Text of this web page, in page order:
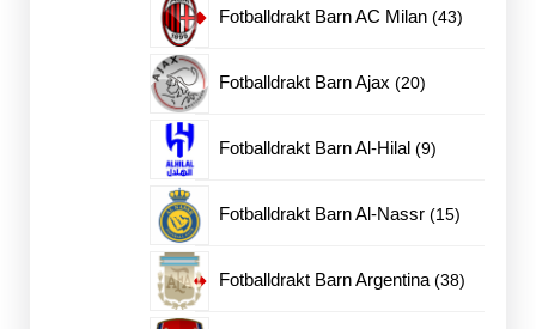
Fotballdrakt Barn AC Milan 4343
Fotballdrakt Barn Ajax 2020
Fotballdrakt Barn Al-Hilal 99
Fotballdrakt Barn Al-Nassr 1515
Fotballdrakt Barn Argentina 3838